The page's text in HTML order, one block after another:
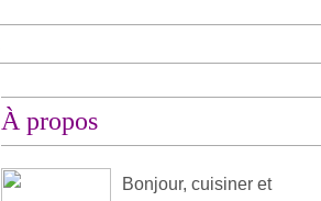
À propos
Bonjour, cuisiner et